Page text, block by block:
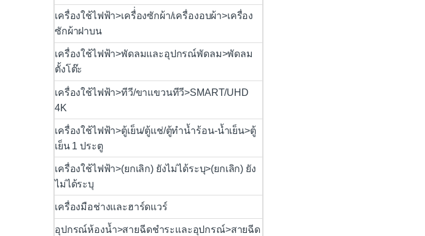
เครื่องใช้ไฟฟ้า>เครื่่องซักผ้า/เครื่องอบผ้า>เครื่อง
ซักผ้าฝาบน
เครื่องใช้ไฟฟ้า>พัดลมและอุปกรณ์พัดลม>พัดลม
ตั้งโต๊ะ
เครื่องใช้ไฟฟ้า>ทีวี/ขาแขวนทีวี>SMART/UHD
4K
เครื่องใช้ไฟฟ้า>ตู้เย็น/ตู้แช่/ตู้ทำน้ำร้อน-น้ำเย็น>ตู้
เย็น 1 ประตู
เครื่องใช้ไฟฟ้า>(ยกเลิก) ยังไม่ได้ระบุ>(ยกเลิก) ยัง
ไม่ได้ระบุ
เครื่องมือช่างและฮาร์ดแวร์
อุปกรณ์ห้องน้ำ>สายฉีดชำระและอุปกรณ์>สายฉีด